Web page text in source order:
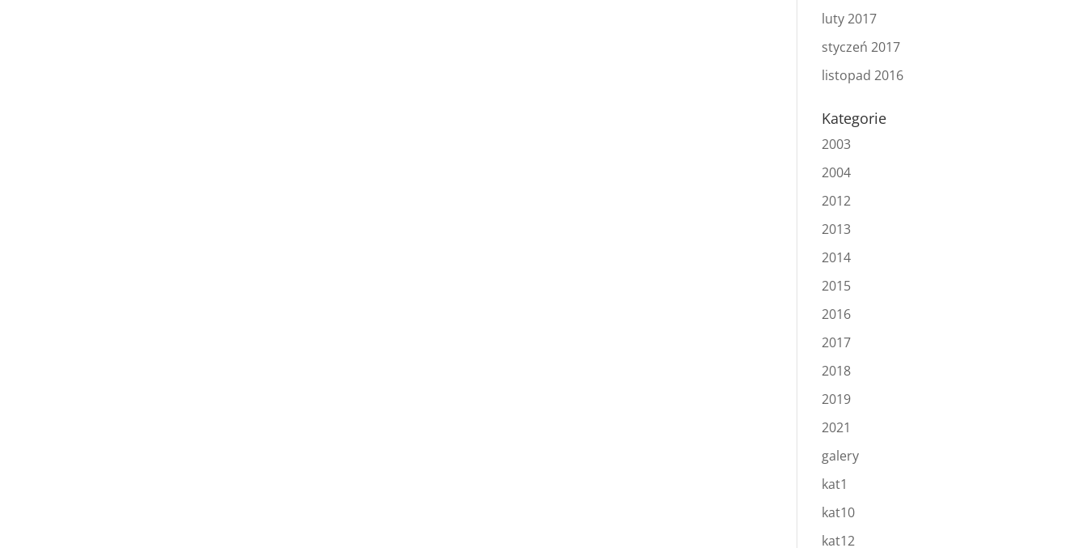
luty 2017
styczeń 2017
listopad 2016
Kategorie
2003
2004
2012
2013
2014
2015
2016
2017
2018
2019
2021
galery
kat1
kat10
kat12